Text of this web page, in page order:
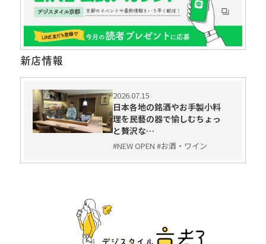
新店情報
2026.07.15
日本各地の銘酒やお手製小料
理を民藝の器で愉しむちょっ
と贅沢な…
#NEW OPEN #お酒・ワイン